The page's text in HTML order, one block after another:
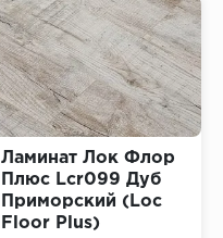
Ламинат Лок Флор
Плюс Lcr099 Дуб
Приморский (Loc
Floor Plus)